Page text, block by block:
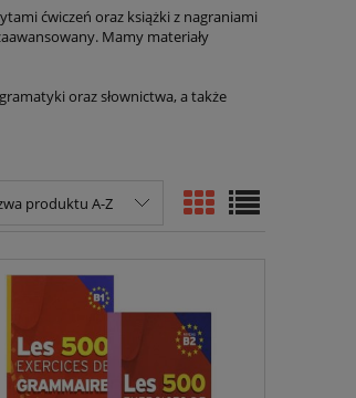
ćwiczeń oraz książki z nagraniami
Mamy materiały
oraz słownictwa, a także
produktu A-Z